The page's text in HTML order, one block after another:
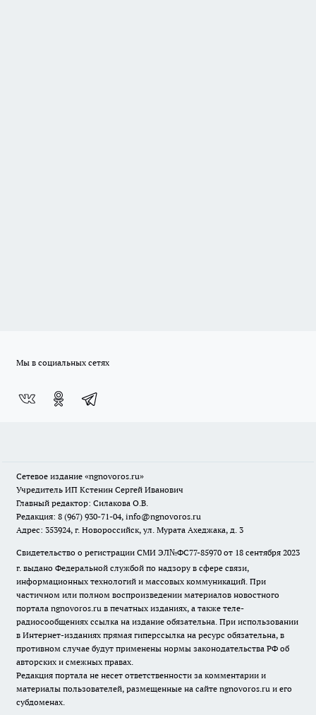
Мы в социальных сетях
Сетевое издание «ngnovoros.ru»
Учредитель ИП Кстенин Сергей Иванович
Главный редактор: Силакова О.В.
Редакция: 8 (967) 930-71-04, info@ngnovoros.ru
Адрес: 353924, г. Новороссийск, ул. Мурата Ахеджака, д. 3
Свидетельство о регистрации СМИ ЭЛ№ФС77-85970 от 18 сентября 2023
г. выдано Федеральной службой по надзору в сфере связи,
информационных технологий и массовых коммуникаций. При
частичном или полном воспроизведении материалов новостного
портала ngnovoros.ru в печатных изданиях, а также теле-
радиосообщениях ссылка на издание обязательна. При использовании
в Интернет-изданиях прямая гиперссылка на ресурс обязательна, в
противном случае будут применены нормы законодательства РФ об
авторских и смежных правах.
Редакция портала не несет ответственности за комментарии и
материалы пользователей, размещенные на сайте ngnovoros.ru и его
субдоменах.